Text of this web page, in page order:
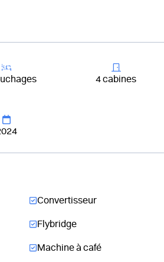
4 cabines
Convertisseur
Flybridge
Machine à café